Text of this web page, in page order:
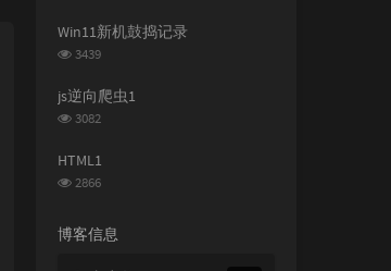
次
Win11新机鼓捣记录
浏
次
数:
3439
js逆向爬虫1
浏
次
3082
HTML1
浏
数:
2866
博客信息